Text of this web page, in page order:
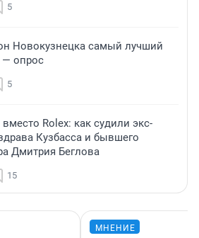
5
Новокузнецка самый лучший
опрос
5
Rolex: как судили экс-
Кузбасса и бывшего
Дмитрия Беглова
15
МНЕНИЕ